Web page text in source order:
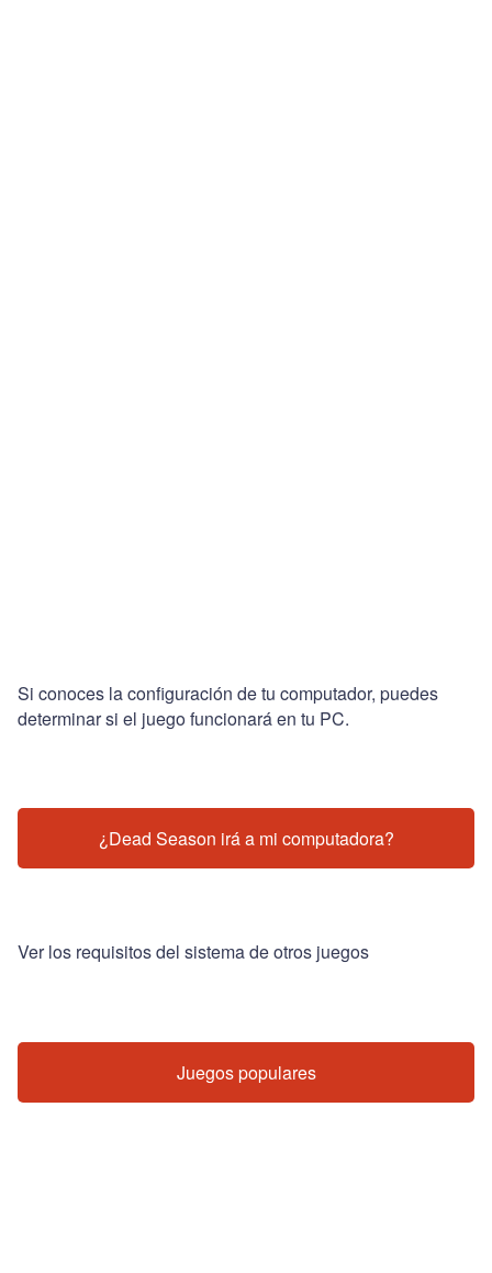
Si conoces la configuración de tu computador, puedes
determinar si el juego funcionará en tu PC.
¿Dead Season irá a mi computadora?
Ver los requisitos del sistema de otros juegos
Juegos populares